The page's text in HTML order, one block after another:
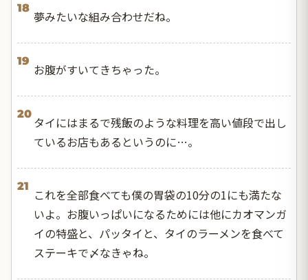
18
夢みたいな組み合わせだね。
19
お腹がすいてきちゃった。
20
タイにはまるで残飯のような料理を高い値段で出し
ているお店もあるというのに…。
21
これを全部食べても僕の胃袋の10分の1にも満たな
いよ。お腹いっぱいになるためには他にカオマンガ
イの特盛と、パッタイと、タイのラーメンを食べて
ステーキで〆なきゃね。